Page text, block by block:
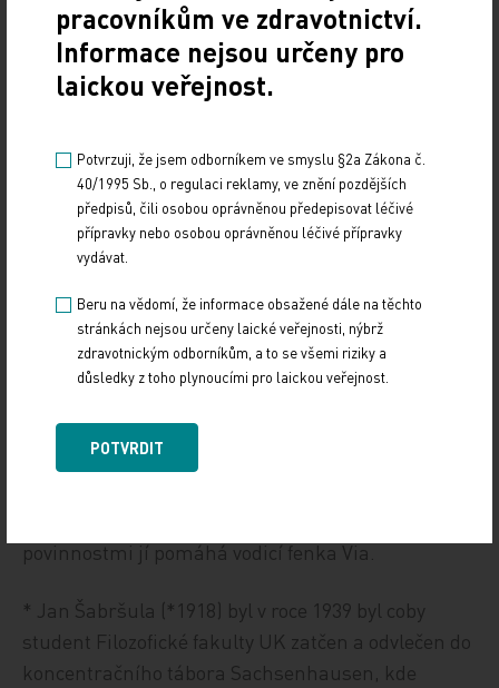
rehabilitují a navštěvují různé aktivity.
Rodina si v té době může "odlehčit" -- odpočinout
si, zařídit rekonstrukci bytu apod.
Koho na výstavě (například) uvidíte
* Vojmír Srdečný (*1919) vyučuje na Vysoké škole
starosti předměty zdravotní tělesná výchova a
sport handicapovaných. Pan Srdečný je vítězem 1.
ročníku běhu Života 90 Seniorská míle a
* Božena Heřmanová (*1940) vychovala 2 dcery. Od
povinnostmi jí pomáhá vodicí fenka Via.
* Jan Šabršula (*1918) byl v roce 1939 byl coby
student Filozofické fakulty UK zatčen a odvlečen do
koncentračního tábora Sachsenhausen, kde
pracovníkům ve zdravotnictví.
Informace nejsou určeny pro
laickou veřejnost.
Potvrzuji, že jsem odborníkem ve smyslu §2a Zákona č.
40/1995 Sb., o regulaci reklamy, ve znění pozdějších
předpisů, čili osobou oprávněnou předepisovat léčivé
přípravky nebo osobou oprávněnou léčivé přípravky
vydávat.
Beru na vědomí, že informace obsažené dále na těchto
stránkách nejsou určeny laické veřejnosti, nýbrž
zdravotnickým odborníkům, a to se všemi riziky a
důsledky z toho plynoucími pro laickou veřejnost.
POTVRDIT